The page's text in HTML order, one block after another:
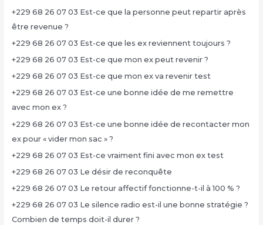
+229 68 26 07 03 Est-ce que la personne peut repartir après
être revenue ?
+229 68 26 07 03 Est-ce que les ex reviennent toujours ?
+229 68 26 07 03 Est-ce que mon ex peut revenir ?
+229 68 26 07 03 Est-ce que mon ex va revenir test
+229 68 26 07 03 Est-ce une bonne idée de me remettre
avec mon ex ?
+229 68 26 07 03 Est-ce une bonne idée de recontacter mon
ex pour « vider mon sac » ?
+229 68 26 07 03 Est-ce vraiment fini avec mon ex test
+229 68 26 07 03 Le désir de reconquête
+229 68 26 07 03 Le retour affectif fonctionne-t-il à 100 % ?
+229 68 26 07 03 Le silence radio est-il une bonne stratégie ?
Combien de temps doit-il durer ?